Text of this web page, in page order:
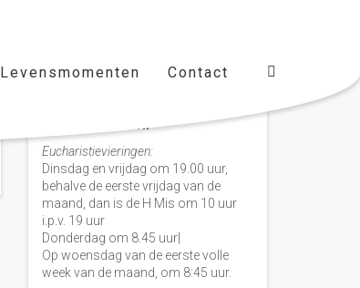
Levensmomenten Contact
Vieringen door de week
H. Nicolaas Baarn
Eucharistievieringen:
Dinsdag en vrijdag om 19.00 uur,
behalve de eerste vrijdag van de
maand, dan is de H Mis om 10 uur
i.p.v. 19 uur
Donderdag om 8.45 uur|
Op woensdag van de eerste volle
week van de maand, om 8:45 uur.